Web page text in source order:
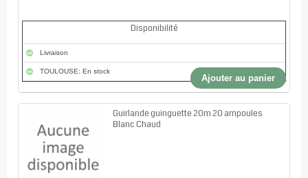
Disponibilité
Livraison
TOULOUSE: En stock
Ajouter au panier
Guirlande guinguette 20m 20 ampoules
Blanc Chaud